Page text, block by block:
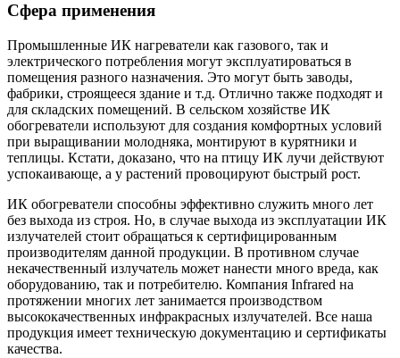
Сфера применения
Промышленные ИК нагреватели как газового, так и
электрического потребления могут эксплуатироваться в
помещения разного назначения. Это могут быть заводы,
фабрики, строящееся здание и т.д. Отлично также подходят и
для складских помещений. В сельском хозяйстве ИК
обогреватели используют для создания комфортных условий
при выращивании молодняка, монтируют в курятники и
теплицы. Кстати, доказано, что на птицу ИК лучи действуют
успокаивающе, а у растений провоцируют быстрый рост.
ИК обогреватели способны эффективно служить много лет
без выхода из строя. Но, в случае выхода из эксплуатации ИК
излучателей стоит обращаться к сертифицированным
производителям данной продукции. В противном случае
некачественный излучатель может нанести много вреда, как
оборудованию, так и потребителю. Компания Infrared на
протяжении многих лет занимается производством
высококачественных инфракрасных излучателей. Все наша
продукция имеет техническую документацию и сертификаты
качества.